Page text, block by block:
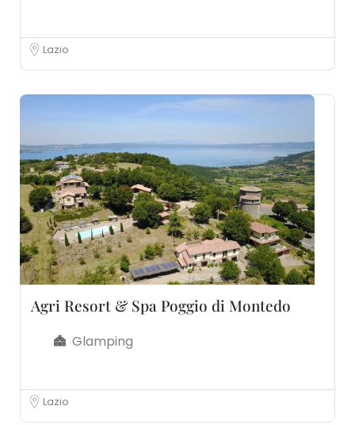
Lazio
Agri Resort & Spa Poggio di Montedo
Glamping
Lazio